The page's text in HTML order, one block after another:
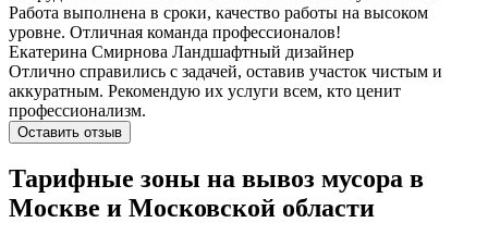
Работа выполнена в сроки, качество работы на высоком
уровне. Отличная команда профессионалов!
Екатерина Смирнова Ландшафтный дизайнер
Отлично справились с задачей, оставив участок чистым и
аккуратным. Рекомендую их услуги всем, кто ценит
профессионализм.
Оставить отзыв
Тарифные зоны на вывоз мусора в
Москве и Московской области